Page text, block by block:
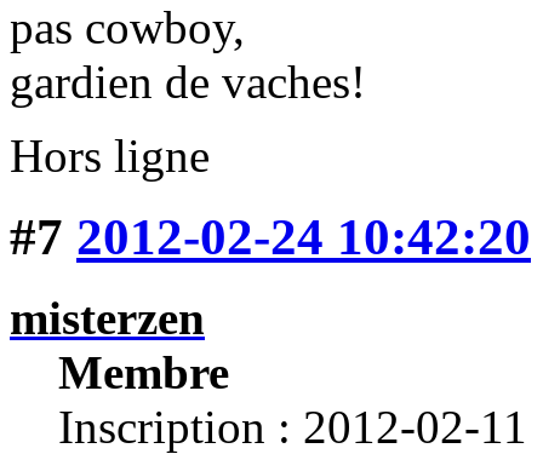
pas cowboy,
gardien de vaches!
Hors ligne
#7 2012-02-24 10:42:20
misterzen
Membre
Inscription : 2012-02-11